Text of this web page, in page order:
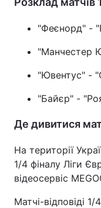
"Феєнорд" -
"Манчестер
"Ювентус" -
"Байєр" -
Де дивитися
На території
1/4 фіналу Ліги
відеосервіс
Матчі-відповіді